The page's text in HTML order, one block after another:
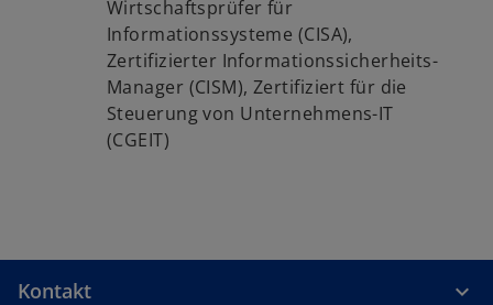
g
e
ö
f
f
Wirtschaftsprüfer für
Informationssysteme (CISA),
Zertifizierter Informationssicherheits-
Manager (CISM), Zertifiziert für die
Steuerung von Unternehmens-IT
(CGEIT)
Kontakt